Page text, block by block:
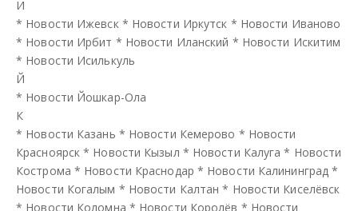
И
* Новости Ижевск * Новости Иркутск * Новости Иваново
* Новости Ирбит * Новости Иланский * Новости Искитим
* Новости Исилькуль
Й
* Новости Йошкар-Ола
К
* Новости Казань * Новости Кемерово * Новости
Красноярск * Новости Кызыл * Новости Калуга * Новости
Кострома * Новости Краснодар * Новости Калининград *
Новости Когалым * Новости Калтан * Новости Киселёвск
* Новости Коломна * Новости Королёв * Новости